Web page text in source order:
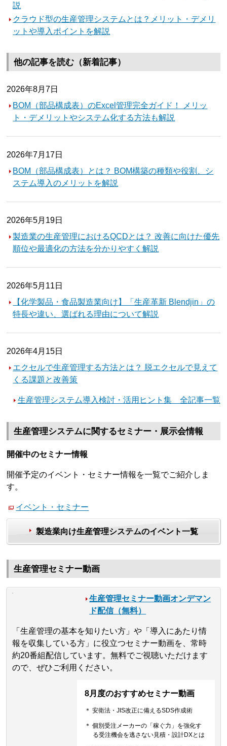
説
クラウド型の生産管理システムとは？メリット・デメリ
ットや導入ポイントを解説
他の記事を読む（新着記事）
2026年8月7日
BOM（部品構成表）のExcel管理完全ガイド！ メリッ
ト・デメリットやシステム化する方法も解説
2026年7月17日
BOM（部品構成表）とは？ BOM構築の種類や役割、シ
ステム導入のメリットを解説
2026年5月19日
製造業の生産管理におけるQCDとは？ 改善に向けた優先
順位や最適化の方法を分かりやすく解説
2026年5月11日
【化学製品・食品製造業向け】「生産革新 Blendjin」の
特長や違い、選ばれる理由について解説
2026年4月15日
エクセルで生産管理する方法とは？ 脱エクセルで見えて
くる課題と改善策
生産管理システム導入検討・活用ヒント集 全記事一覧
生産管理システムに関するセミナー・展示会情報
開催中のセミナー情報
開催予定のイベント・セミナー情報を一覧でご紹介しま
す。
イベント・セミナー
製造業向け生産管理システムのイベント一覧
生産管理セミナー動画
生産管理セミナー動画オンデマン
ド配信（無料）
「生産管理の基本を知りたい方」や「導入にあたり情
報を収集している方」に役立つセミナー動画を、常時
約20番組配信しています。無料でご視聴いただけます
ので、ぜひご利用ください。
8月度のおすすめセミナー動画
＊ 安衛法・JIS改正に備えるSDS作成術
＊ 個別受注メーカーの「稼ぐ力」を強化す
る受注機会を逃さない見積・設計DXとは